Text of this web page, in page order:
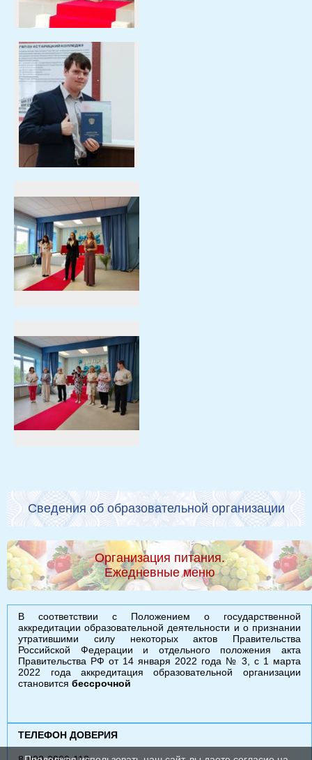
Сведения об образовательной организации
Организация питания.
Ежедневные меню
В соответствии с Положением о государственной
аккредитации образовательной деятельности и о признании
утратившими силу некоторых актов Правительства
Российской Федерации и отдельного положения акта
Правительства РФ от 14 января 2022 года № 3, с 1 марта
2022 года аккредитация образовательной организации
становитсябессрочной
ТЕЛЕФОН ДОВЕРИЯ